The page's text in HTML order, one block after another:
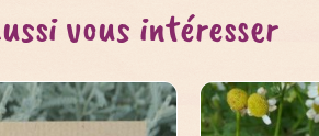
vous intéresser